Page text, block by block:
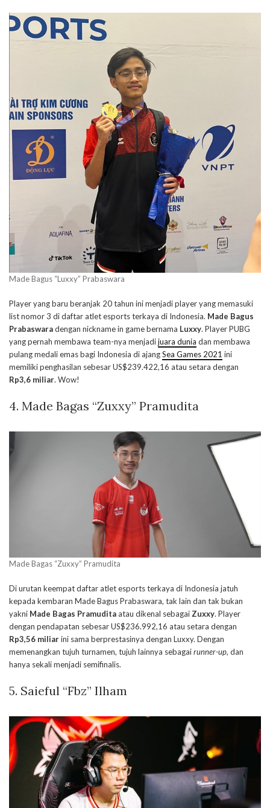
Made Bagus “Luxxy” Prabaswara
Player yang baru beranjak 20 tahun ini menjadi player yang memasuki
list nomor 3 di daftar atlet esports terkaya di Indonesia. Made Bagus
Prabaswaradengan nickname in game bernama Luxxy. Player PUBG
yang pernah membawa team-nya menjadijuara dunia dan membawa
pulang medali emas bagi Indonesia di ajangSea Games 2021 ini
memiliki penghasilan sebesar US$239.422,16 atau setara dengan
Rp3,6 miliar. Wow!
4. Made Bagas “Zuxxy” Pramudita
Made Bagas “Zuxxy” Pramudita
Di urutan keempat daftar atlet esports terkaya di Indonesia jatuh
kepada kembaran Made Bagus Prabaswara, tak lain dan tak bukan
yakni Made Bagas Pramuditaatau dikenal sebagai Zuxxy. Player
dengan pendapatan sebesar US$236.992,16 atau setara dengan
Rp3,56 miliarini sama berprestasinya dengan Luxxy. Dengan
memenangkan tujuh turnamen, tujuh lainnya sebagairunner-up, dan
hanya sekali menjadi semifinalis.
5. Saieful “Fbz” Ilham